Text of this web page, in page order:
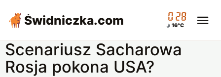
Świdniczka.com 00:28
16°C
Scenariusz Sacharowa
Rosja pokona USA?